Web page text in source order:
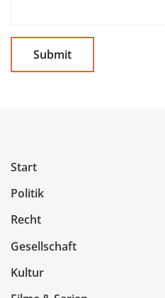
Start
Politik
Recht
Gesellschaft
Kultur